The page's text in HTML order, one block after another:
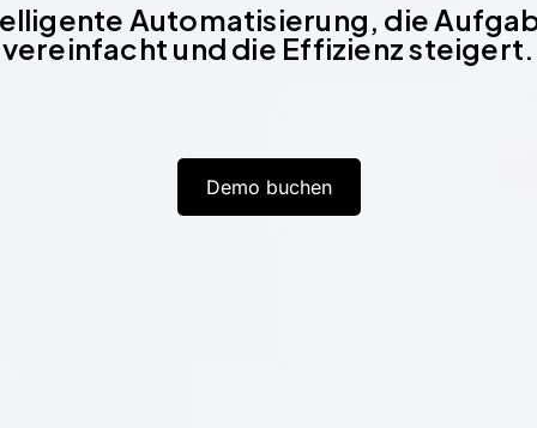
Automatisierung, die
vereinfacht und die Effizienz steigert.
Demo buchen